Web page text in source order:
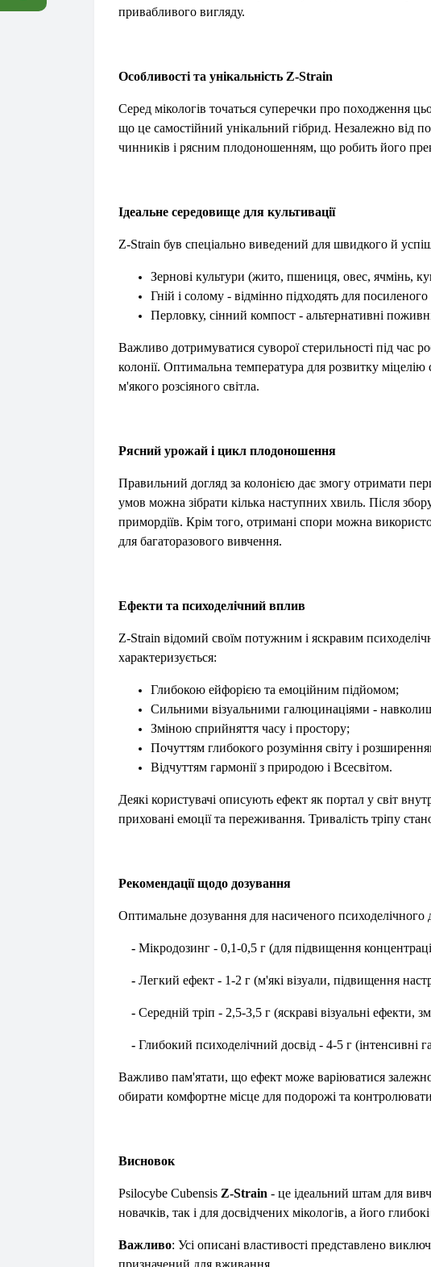
привабливого вигляду.
Особливості та унікальність Z-Strain
Серед мікологів точаться суперечки про походження
що це самостійний унікальний гібрид. Незалежно від
чинників і рясним плодоношенням, що робить його
Ідеальне середовище для культивації
Z-Strain був спеціально виведений для швидкого й
Зернові культури (жито, пшениця, овес, ячмінь,
Гній і солому - відмінно підходять для посиленого
Перловку, сінний компост - альтернативні
Важливо дотримуватися суворої стерильності під час
колонії. Оптимальна температура для розвитку
м'якого розсіяного світла.
Рясний урожай і цикл плодоношення
Правильний догляд за колонією дає змогу отримати
умов можна зібрати кілька наступних хвиль. Після
примордіїв. Крім того, отримані спори можна
для багаторазового вивчення.
Ефекти та психоделічний вплив
Z-Strain відомий своїм потужним і яскравим
характеризується:
Глибокою ейфорією та емоційним підйомом;
Сильними візуальними галюцинаціями -
Зміною сприйняття часу і простору;
Почуттям глибокого розуміння світу і
Відчуттям гармонії з природою і Всесвітом.
Деякі користувачі описують ефект як портал у світ
приховані емоції та переживання. Тривалість тріпу
Рекомендації щодо дозування
Оптимальне дозування для насиченого психоделічного
- Мікродозинг - 0,1-0,5 г (для підвищення
- Легкий ефект - 1-2 г (м'які візуали, підвищення
- Середній тріп - 2,5-3,5 г (яскраві візуальні ефекти,
- Глибокий психоделічний досвід - 4-5 г (інтенсивні
Важливо пам'ятати, що ефект може варіюватися залежно
обирати комфортне місце для подорожі та
Висновок
Psilocybe Cubensis Z-Strain - це ідеальний штам для
новачків, так і для досвідчених мікологів, а його
Важливо: Усі описані властивості представлено
призначений для вживання.